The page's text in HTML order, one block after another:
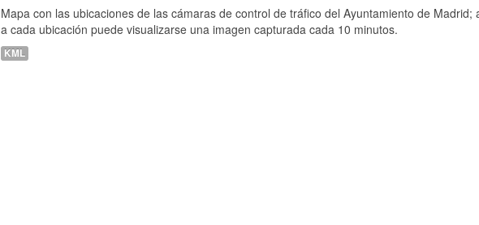
Mapa con las ubicaciones de las cámaras de control de tráfico del Ayuntamiento de Madrid;
a cada ubicación puede visualizarse una imagen capturada cada 10 minutos.
KML